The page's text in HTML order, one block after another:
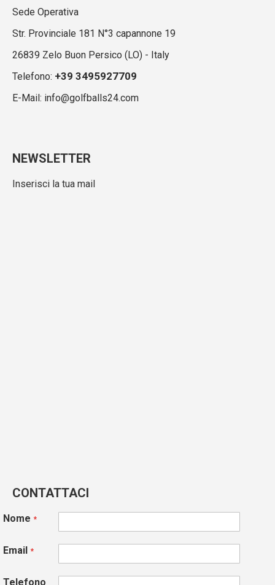
Sede Operativa
Str. Provinciale 181 N°3 capannone 19
26839 Zelo Buon Persico (LO) - Italy
Telefono: +39 3495927709
E-Mail: info@golfballs24.com
NEWSLETTER
Inserisci la tua mail
CONTATTACI
Nome
Email
Telefono